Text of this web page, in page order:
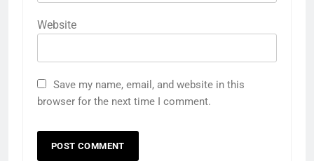
Website
Save my name, email, and website in this
browser for the next time I comment.